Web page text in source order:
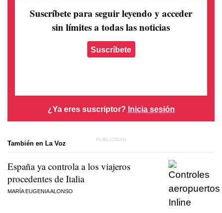
Suscríbete para seguir leyendo y acceder
sin límites a todas las noticias
Suscríbete
¿Ya eres suscriptor? Inicia sesión
También en La Voz
España ya controla a los viajeros
procedentes de Italia
MARÍA EUGENIA ALONSO